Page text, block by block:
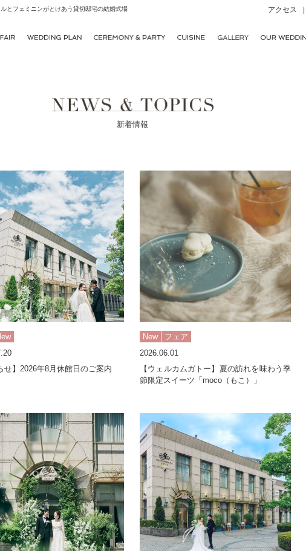
とフェミニンがとけあう貸切邸宅の結婚式場 アクセス
新着情報
せ】2026年8月休館日のご案内
New
フェア
2026.06.01
【ウェルカムガトー】夏の訪れを味わう季
節限定スイーツ「moco（もこ）」